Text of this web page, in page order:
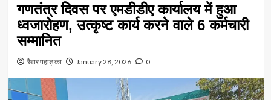
गणतंत्र दिवस पर एमडीडीए कार्यालय में हुआ
ध्वजारोहण, उत्कृष्ट कार्य करने वाले 6 कर्मचारी
सम्मानित
रैबार पहाड़ का January 28, 2026 0